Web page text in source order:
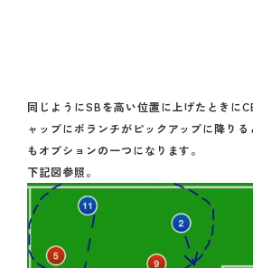
同じようにSBを高い位置に上げたときに
ャップにボランチがピックアップに降りる
もオプションの一つになります。
下記図参照。